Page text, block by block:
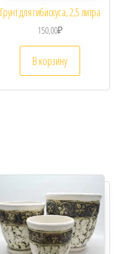
Грунт для гибискуса, 2,5 литра
150,00₽
В корзину